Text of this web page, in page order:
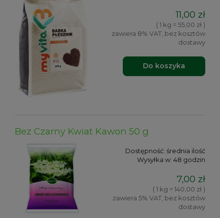
11,00 zł
( 1 kg = 55,00 zł )
zawiera 8% VAT, bez kosztów
dostawy
Do koszyka
Bez Czarny Kwiat Kawon 50 g
Dostępność: średnia ilość
Wysyłka w: 48 godzin
7,00 zł
( 1 kg = 140,00 zł )
zawiera 5% VAT, bez kosztów
dostawy